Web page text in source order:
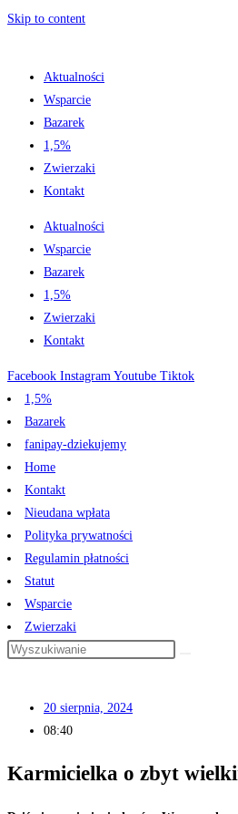
Skip to content
Aktualności
Wsparcie
Bazarek
1,5%
Zwierzaki
Kontakt
Aktualności
Wsparcie
Bazarek
1,5%
Zwierzaki
Kontakt
Facebook Instagram Youtube Tiktok
1,5%
Bazarek
fanipay-dziekujemy
Home
Kontakt
Nieudana wpłata
Polityka prywatności
Regulamin płatności
Statut
Wsparcie
Zwierzaki
20 sierpnia, 2024
08:40
Karmicielka o zbyt